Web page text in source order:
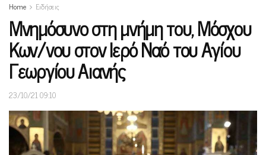
Home Ειδήσεις
Mνημόσυνο στη μνήμη του, Μόσχου
Κων/νου στον Ιερό Ναό του Αγίου
Γεωργίου Αιανής
23/10/21 09:10